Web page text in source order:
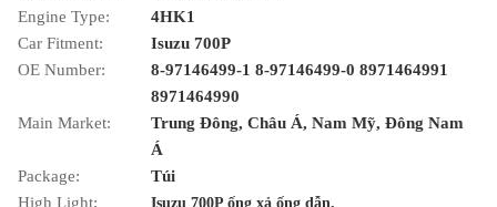
Engine Type:
4HK1
Car Fitment:
Isuzu 700P
OE Number:
8-97146499-1 8-97146499-0 8971464991
8971464990
Main Market:
Trung Đông, Châu Á, Nam Mỹ, Đông Nam
Á
Package:
Túi
High Light:
Isuzu 700P ống xả ống dẫn,